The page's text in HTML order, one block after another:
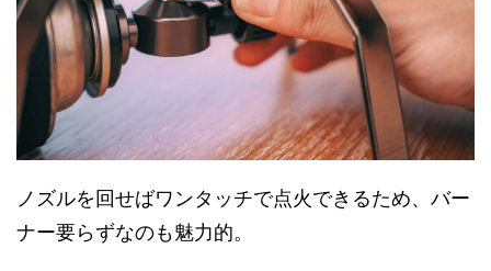
ノズルを回せばワンタッチで点火できるため、バー
ナー要らずなのも魅力的。